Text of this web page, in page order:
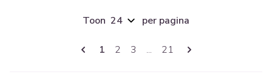
Pagina's
U lees momenteel pagina
1 Pagina
2 Pagina
3 ... Pagina
21
Toon per pagina